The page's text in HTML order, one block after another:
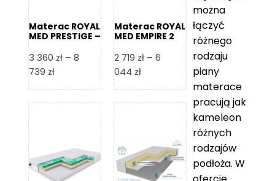
Materac ROYAL
MED PRESTIGE –
3 360 zł – 8
739 złZakres
od
8
739 zł
Materac ROYAL
MED EMPIRE 2
2 719 zł – 6
044 złZakres
od
6
044 zł
można
łączyć
różnego
rodzaju
piany
materace
pracują jak
kameleon
różnych
rodzajów
podłoża. W